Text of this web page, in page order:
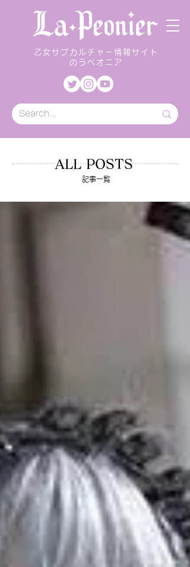
乙女サブカルチャー情報サイト
のラペオニア
ALL POSTS
記事一覧